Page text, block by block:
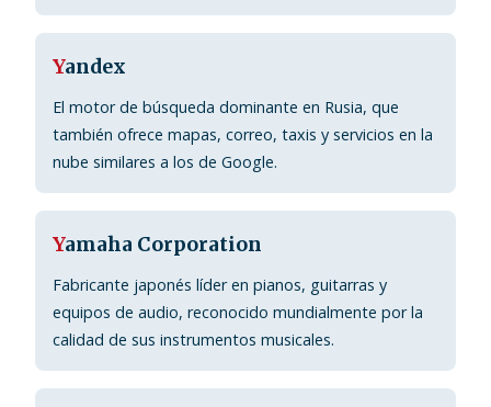
Yandex
El motor de búsqueda dominante en Rusia, que
también ofrece mapas, correo, taxis y servicios en la
nube similares a los de Google.
Yamaha Corporation
Fabricante japonés líder en pianos, guitarras y
equipos de audio, reconocido mundialmente por la
calidad de sus instrumentos musicales.